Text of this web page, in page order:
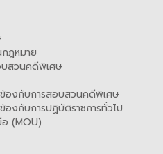
ฎหมาย
สวนคดีพิเศษ
องกับการสอบสวนคดีพิเศษ
องกับการปฏิบัติราชการทั่วไป
(MOU)